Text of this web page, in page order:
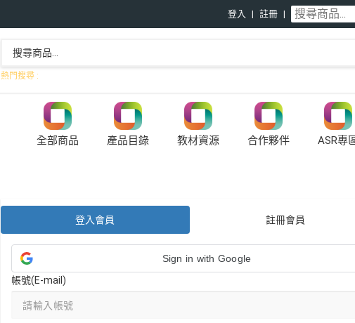
登入 註冊
熱門搜尋 :
全部商品 產品目錄 教材資源 合作夥伴 ASR專
登入會員 註冊會員
Sign in with Google
帳號(E-mail)